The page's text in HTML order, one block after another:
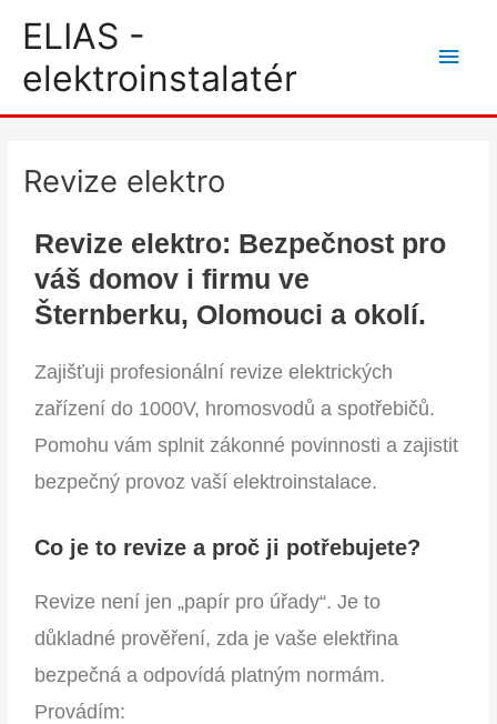
obsah
ELIAS -
elektroinstalatér
Revize elektro
Revize elektro: Bezpečnost pro
váš domov i firmu ve
Šternberku, Olomouci a okolí.
Zajišťuji profesionální revize elektrických
zařízení do 1000V, hromosvodů a spotřebičů.
Pomohu vám splnit zákonné povinnosti a zajistit
bezpečný provoz vaší elektroinstalace.
Co je to revize a proč ji potřebujete?
Revize není jen „papír pro úřady“. Je to
důkladné prověření, zda je vaše elektřina
bezpečná a odpovídá platným normám.
Provádím: